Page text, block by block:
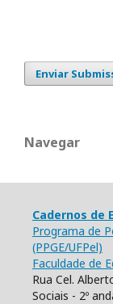
Enviar
Navegar
Cadernos de
Programa de
(PPGE/UFPel)
Faculdade de
Rua Cel.
Sociais - 2º